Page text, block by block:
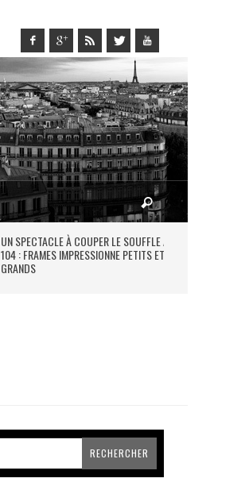
UN SPECTACLE À COUPER LE SOUFFLE AU
104 : FRAMES IMPRESSIONNE PETITS ET
GRANDS